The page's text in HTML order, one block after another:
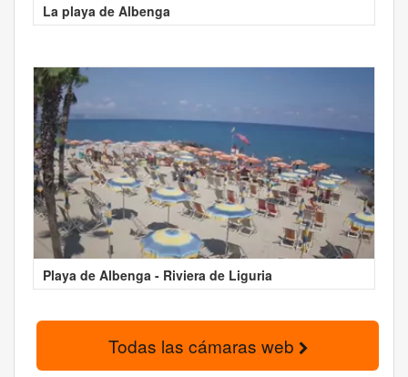
La playa de Albenga
Playa de Albenga - Riviera de Liguria
Todas las cámaras web